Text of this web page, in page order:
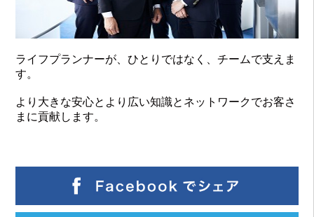
ライフプランナーが、ひとりではなく、チームで支えま
す。
より大きな安心とより広い知識とネットワークでお客さ
まに貢献します。